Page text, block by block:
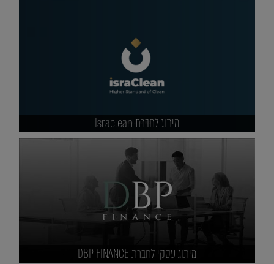
מיתוג לחברת Israclean
מיתוג עסקי לחברת DBP FINANCE